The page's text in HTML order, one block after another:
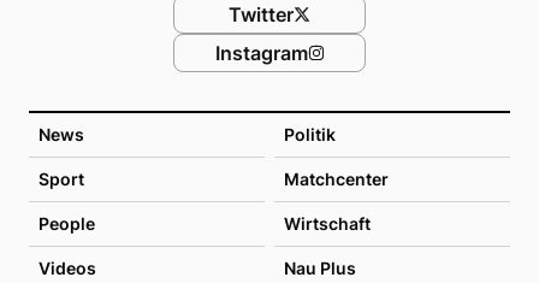
News Politik
Sport Matchcenter
People Wirtschaft
Videos Nau Plus
Twitter
Instagram